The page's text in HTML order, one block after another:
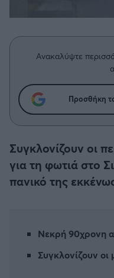
Άρης
Βόλος
Ατρόμητος
Παναιτωλικός
Ανακαλύψτε
Προσθήκη
Συγκλονίζουν οι
για τη φωτιά στο
πανικό της
Νεκρή 90χρονη
Συγκλονίζουν